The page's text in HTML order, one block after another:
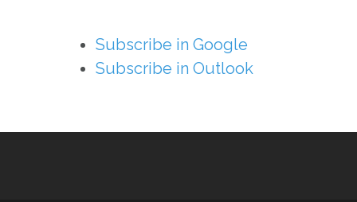
Subscribe in Google
Subscribe in Outlook